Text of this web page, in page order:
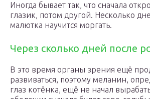
Иногда бывает так, что сначала
глазик, потом другой. Несколько
малютка научится моргать.
Через сколько дней после
В это время органы зрения ещё
развиваться, поэтому меланин,
глаз котёнка, ещё не начал